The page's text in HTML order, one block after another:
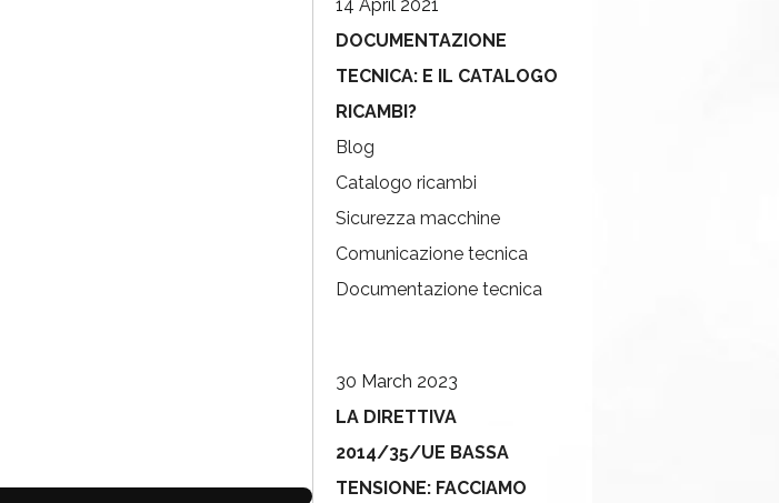
14 April 2021
DOCUMENTAZIONE
TECNICA: E IL CATALOGO
RICAMBI?
Blog
Catalogo ricambi
Sicurezza macchine
Comunicazione tecnica
Documentazione tecnica
30 March 2023
LA DIRETTIVA
2014/35/UE BASSA
TENSIONE: FACCIAMO